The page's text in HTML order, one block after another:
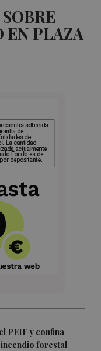
PLAZA
PEIF y confina
forestal